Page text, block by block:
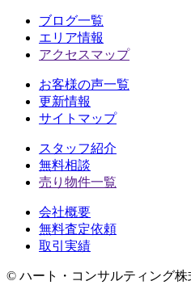
ブログ一覧
エリア情報
アクセスマップ
お客様の声一覧
更新情報
サイトマップ
スタッフ紹介
無料相談
売り物件一覧
会社概要
無料査定依頼
取引実績
© ハート・コンサルティング株